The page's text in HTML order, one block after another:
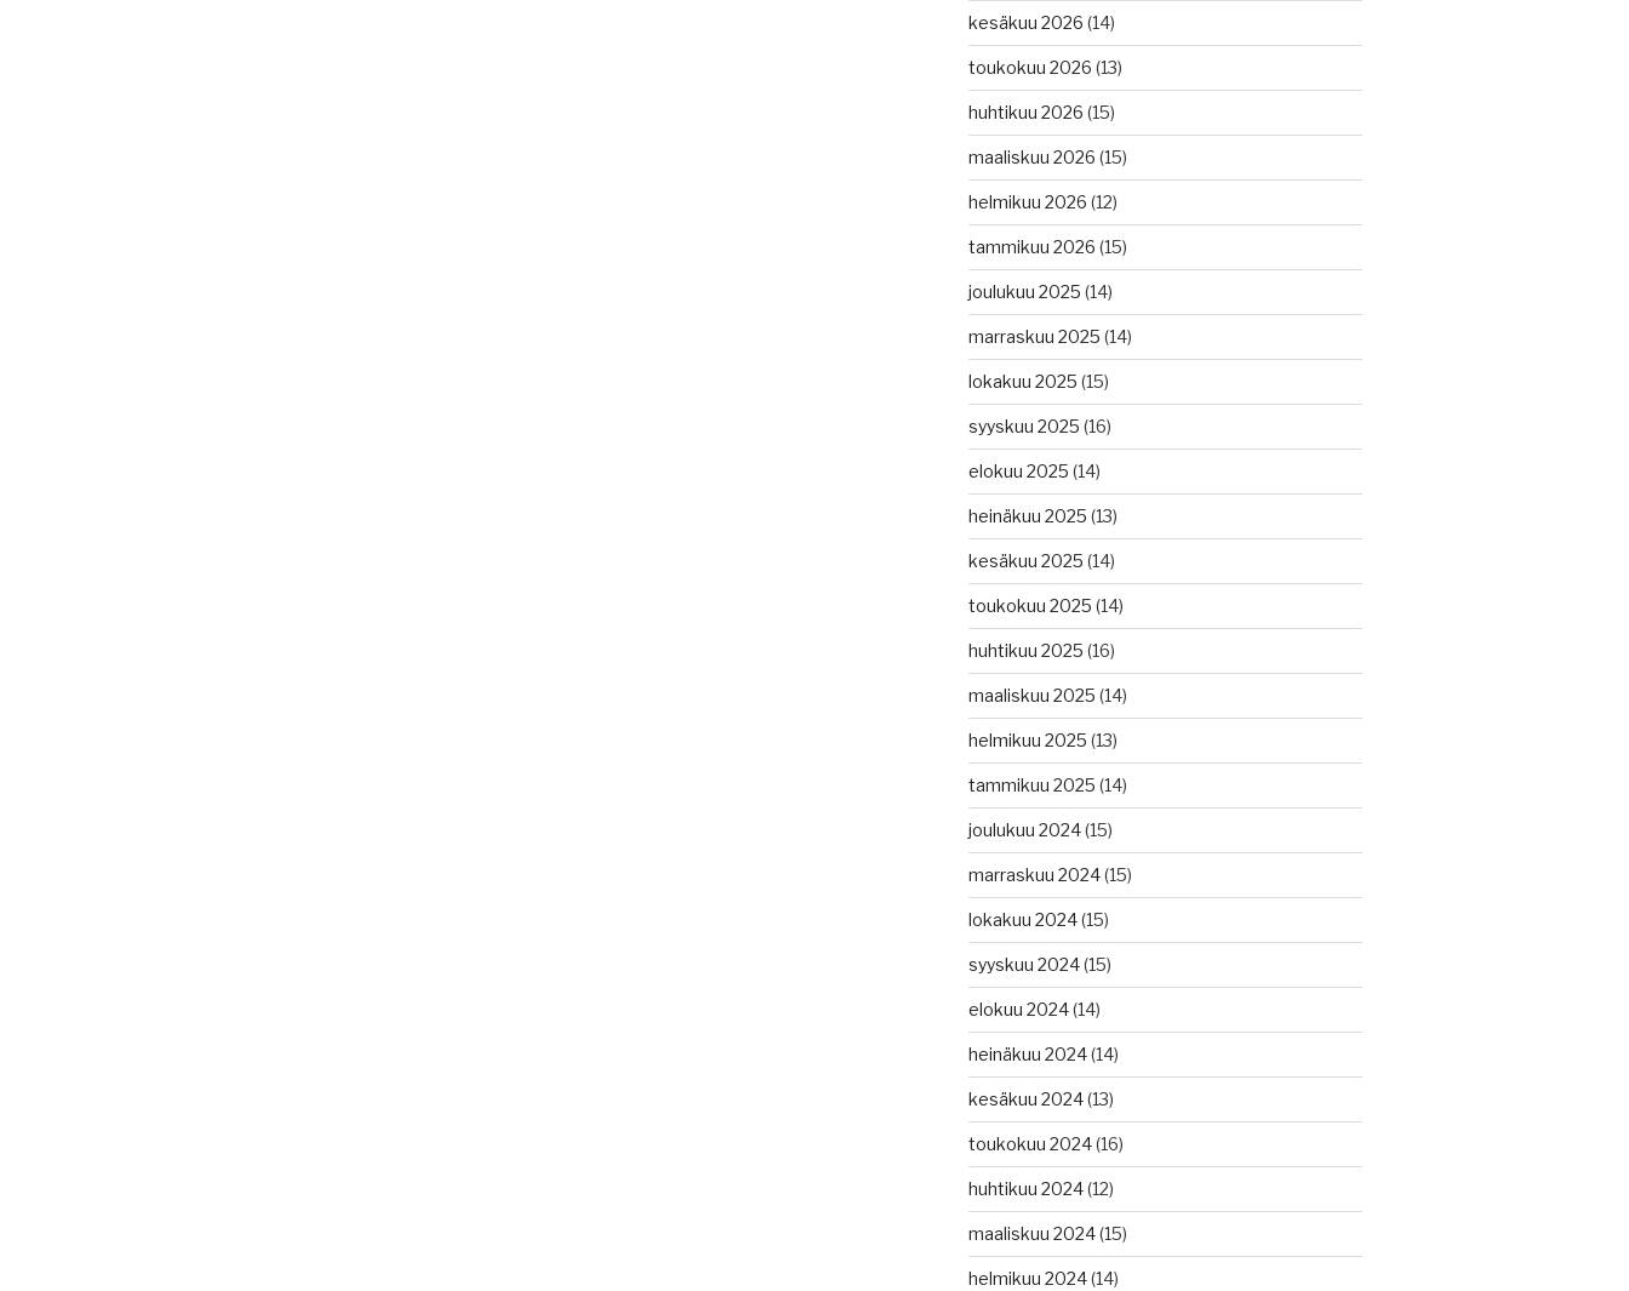
kesäkuu 2026 (14)
toukokuu 2026 (13)
huhtikuu 2026 (15)
maaliskuu 2026 (15)
helmikuu 2026 (12)
tammikuu 2026 (15)
joulukuu 2025 (14)
marraskuu 2025 (14)
lokakuu 2025 (15)
syyskuu 2025 (16)
elokuu 2025 (14)
heinäkuu 2025 (13)
kesäkuu 2025 (14)
toukokuu 2025 (14)
huhtikuu 2025 (16)
maaliskuu 2025 (14)
helmikuu 2025 (13)
tammikuu 2025 (14)
joulukuu 2024(15)
marraskuu 2024(15)
lokakuu 2024(15)
syyskuu 2024(15)
elokuu 2024(14)
heinäkuu 2024(14)
kesäkuu 2024(13)
toukokuu 2024(16)
huhtikuu 2024(12)
maaliskuu 2024(15)
helmikuu 2024(14)